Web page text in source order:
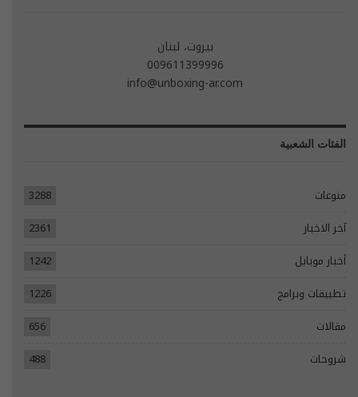
بيروت، لبنان
009611399996
info@unboxing-ar.com
الفئات الشعبية
منوعات
3288
آخر الاخبار
2361
أخبار موبايل
1242
تطبيقات وبرامج
1226
مقالات
656
شروحات
488